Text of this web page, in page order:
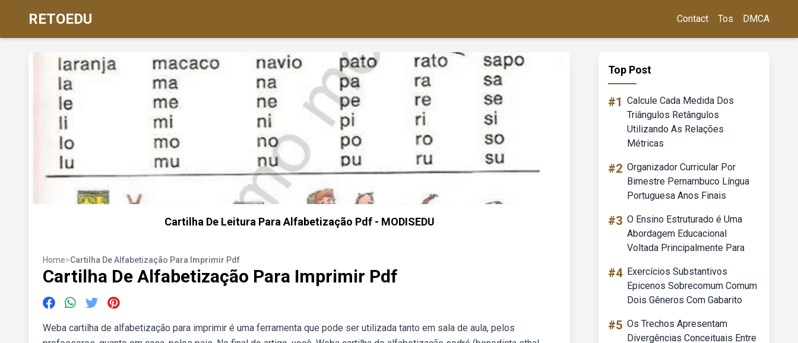
RETOEDU Contact Tos DMCA
Cartilha De Leitura Para Alfabetização Pdf - MODISEDU
Home>Cartilha De Alfabetização Para Imprimir Pdf
Cartilha De Alfabetização Para Imprimir Pdf
Weba cartilha de alfabetização para imprimir é uma ferramenta que pode ser utilizada tanto em sala de aula, pelos
Top Post
#1 Calcule Cada Medida Dos
Triângulos Retângulos
Utilizando As Relações
Métricas
#2 Organizador Curricular Por
Bimestre Pernambuco Língua
Portuguesa Anos Finais
#3 O Ensino Estruturado é Uma
Abordagem Educacional
Voltada Principalmente Para
#4 Exercícios Substantivos
Epicenos Sobrecomum Comum
Dois Gêneros Com Gabarito
#5 Os Trechos Apresentam
Divergências Conceituais Entre